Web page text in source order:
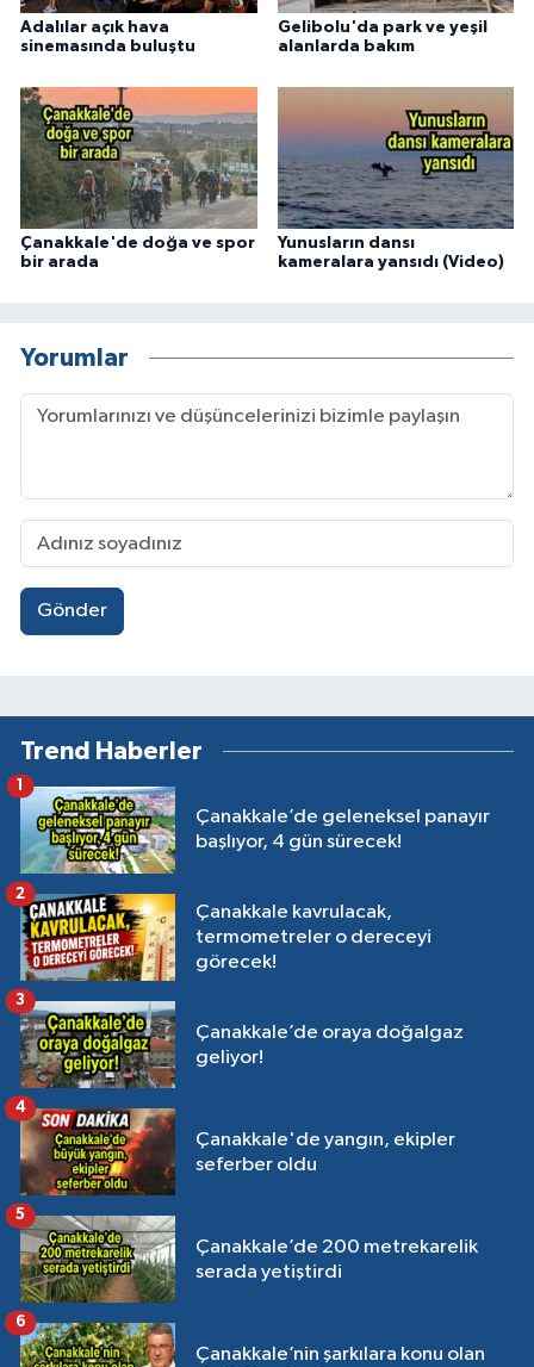
Adalılar açık hava
sinemasında buluştu
Gelibolu'da park ve yeşil
alanlarda bakım
Çanakkale'de doğa ve spor
bir arada
Yunusların dansı
kameralara yansıdı (Video)
Yorumlar
Gönder
Trend Haberler
Çanakkale’de geleneksel panayır
başlıyor, 4 gün sürecek!
1
Çanakkale kavrulacak,
termometreler o dereceyi
görecek!
2
Çanakkale’de oraya doğalgaz
geliyor!
3
Çanakkale'de yangın, ekipler
seferber oldu
4
Çanakkale’de 200 metrekarelik
serada yetiştirdi
5
Çanakkale’nin şarkılara konu olan
6